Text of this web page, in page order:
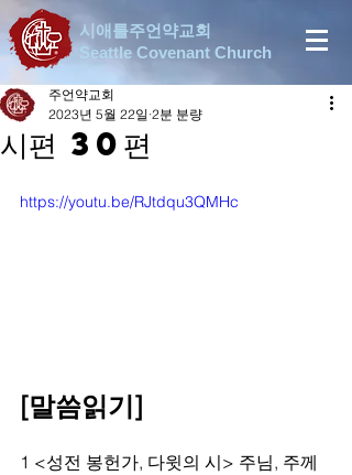
시애틀주언약교회
Seattle Covenant Church
시편 30편
주언약교회
2023년 5월 22일 2분 분량
https://youtu.be/RJtdqu3QMHc
[말씀읽기]
1 <성전 봉헌가, 다윗의 시> 주님, 주께